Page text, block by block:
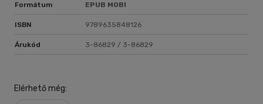
Formátum EPUB MOBI
ISBN 9789635848126
Árukód 3-86829 / 3-86829
Elérhető még: